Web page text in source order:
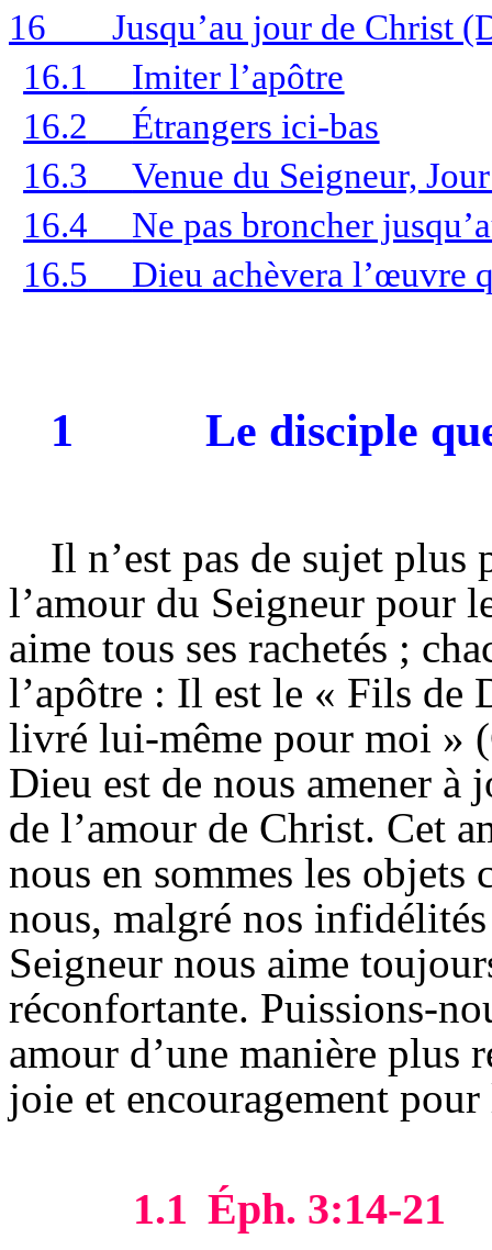
16
Jusqu’au jour de Christ
16.1
Imiter l’apôtre
16.2
Étrangers ici-bas
16.3
Venue du Seigneur,
16.4
Ne pas broncher
16.5
Dieu achèvera l’œuvre
1 Le disciple
Il n’est pas de sujet plus
l’amour du Seigneur pour
aime tous ses rachetés ;
l’apôtre : Il est le « Fils de
livré lui-même pour moi »
Dieu est de nous amener à
de l’amour de Christ. Cet
nous en sommes les
nous, malgré nos
Seigneur nous aime
réconfortante. Puissions-
amour d’une manière plus
joie et encouragement
1.1 Éph. 3:14-21